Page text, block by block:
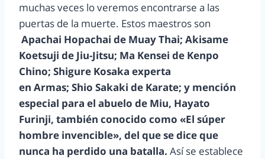
muchas veces lo veremos encontrarse a las
puertas de la muerte. Estos maestros son
Apachai Hopachai de Muay Thai; Akisame
Koetsuji de Jiu-Jitsu; Ma Kensei de Kenpo
Chino; Shigure Kosaka experta
en Armas; Shio Sakaki de Karate; y mención
especial para el abuelo de Miu, Hayato
Furinji, también conocido como «El súper
hombre invencible», del que se dice que
nunca ha perdido una batalla. Así se establece